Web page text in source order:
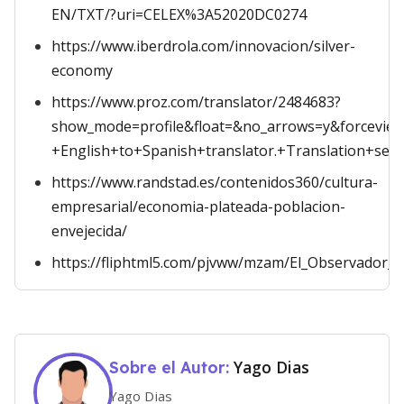
EN/TXT/?uri=CELEX%3A52020DC0274
https://www.iberdrola.com/innovacion/silver-
economy
https://www.proz.com/translator/2484683?
https://www.randstad.es/contenidos360/cultura-
empresarial/economia-plateada-poblacion-
envejecida/
https://fliphtml5.com/pjvww/mzam/
Sobre el Autor: Yago Dias
Yago Dias